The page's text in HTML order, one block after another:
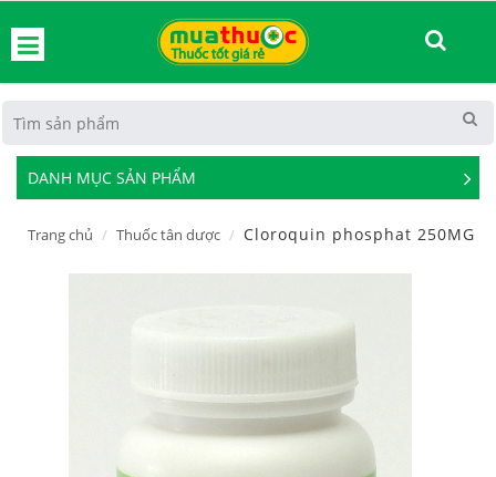
DANH MỤC SẢN PHẨM
See
Trang chủ Thuốc tân dược Cloroquin phosphat 250MG